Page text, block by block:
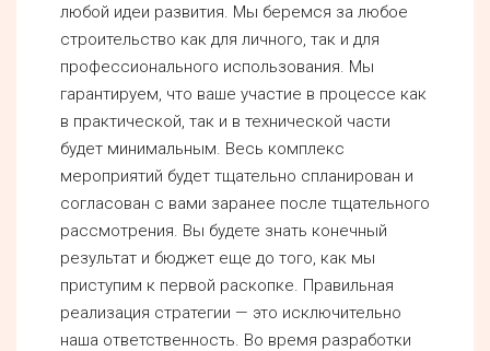
любой идеи развития. Мы беремся за любое
строительство как для личного, так и для
профессионального использования. Мы
гарантируем, что ваше участие в процессе как
в практической, так и в технической части
будет минимальным. Весь комплекс
мероприятий будет тщательно спланирован и
согласован с вами заранее после тщательного
рассмотрения. Вы будете знать конечный
результат и бюджет еще до того, как мы
приступим к первой раскопке. Правильная
реализация стратегии — это исключительно
наша ответственность. Во время разработки